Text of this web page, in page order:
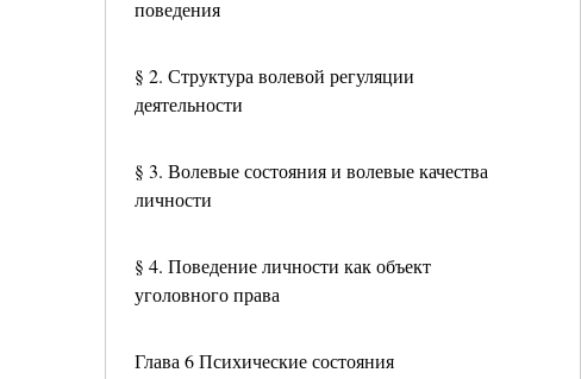
поведения
§ 2. Структура волевой регуляции
деятельности
§ 3. Волевые состояния и волевые качества
личности
§ 4. Поведение личности как объект
уголовного права
Глава 6 Психические состояния